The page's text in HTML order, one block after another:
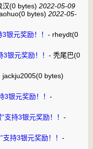
汉(0 bytes) 2022-05-09
(0 bytes) 2022-05-
银元奖励！！ - rheydt(0
银元奖励！！ - 秃尾巴(0
jackju2005(0 bytes)
银元奖励！！ -
持3银元奖励！！ -
持3银元奖励！！ -